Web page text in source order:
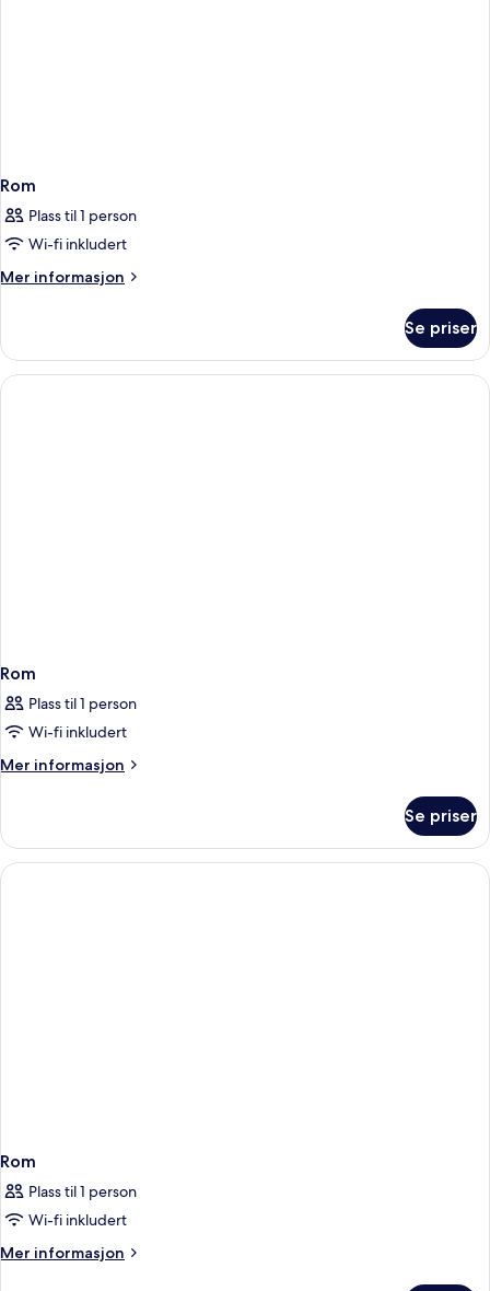
Rom
Plass til 1 person
Wi-fi inkludert
Mer informasjon
Mer
Se priser
Rom
Plass til 1 person
Wi-fi inkludert
Mer informasjon
Mer
Se priser
Rom
Plass til 1 person
Wi-fi inkludert
Mer informasjon
Mer